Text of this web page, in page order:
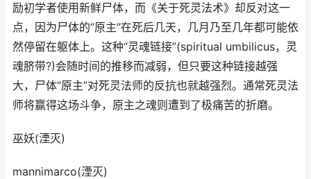
励初学者使用新鲜尸体，而《关于死灵法术》却反对这一
点，因为尸体的“原主”在死后几天，几月乃至几年都可能依
然停留在躯体上。这种“灵魂链接”(spiritual umbilicus，灵
魂脐带?)会随时间的推移而减弱，但只要这种链接越强
大，尸体“原主”对死灵法师的反抗也就越强烈。通常死灵法
师将赢得这场斗争，原主之魂则遭到了极痛苦的折磨。
巫妖(湮灭)
mannimarco(湮灭)